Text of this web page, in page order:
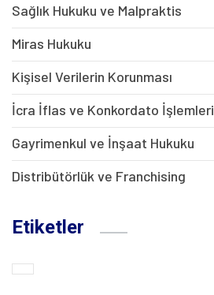
Sağlık Hukuku ve Malpraktis
Miras Hukuku
Kişisel Verilerin Korunması
İcra İflas ve Konkordato İşlemleri
Gayrimenkul ve İnşaat Hukuku
Distribütörlük ve Franchising
Etiketler